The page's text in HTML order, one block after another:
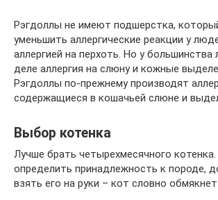
Рэгдоллы не имеют подшерстка,
уменьшить аллергические реакции у
аллергией на перхоть. Но у
деле аллергия на слюну и кожные
Рэгдоллы по-прежнему производят
содержащиеся в кошачьей слюне и
Выбор котенка
Лучше брать четырехмесячного
определить принадлежность к породе,
взять его на руки – кот словно обмякнет